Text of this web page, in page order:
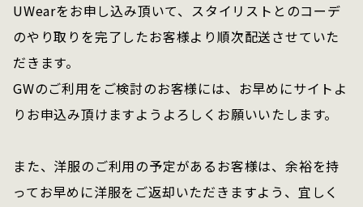
UWearをお申し込み頂いて、スタイリストとのコーデ
のやり取りを完了したお客様より順次配送させていた
だきます。
GWのご利用をご検討のお客様には、お早めにサイトよ
りお申込み頂けますようよろしくお願いいたします。
また、洋服のご利用の予定があるお客様は、余裕を持
ってお早めに洋服をご返却いただきますよう、宜しく